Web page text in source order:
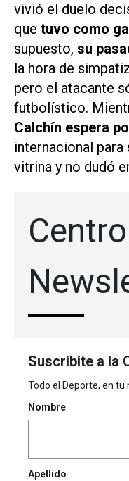
vivió el duelo
que tuvo como
supuesto, su
la hora de
pero el atacante
futbolístico.
Calchín espera
internacional
vitrina y no dudó